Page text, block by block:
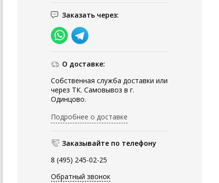
Заказать через:
О доставке:
Собственная служба доставки или
через ТК. Самовывоз в г.
Одинцово.
Подробнее о доставке
Заказывайте по телефону
8 (495) 245-02-25
Обратный звонок